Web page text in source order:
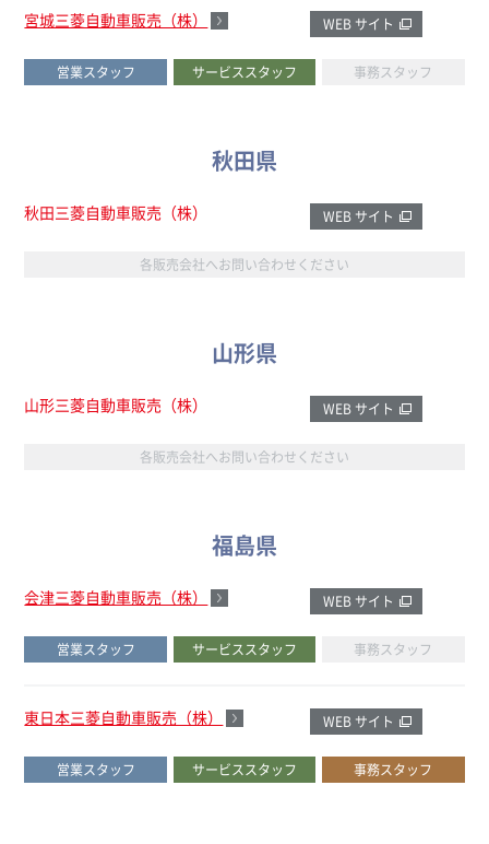
宮城三菱自動車販売（株）
営業スタッフ サービススタッフ 事務スタッフ
WEB サイト
秋田県
秋田三菱自動車販売（株）
各販売会社へお問い合わせください
WEB サイト
山形県
山形三菱自動車販売（株）
各販売会社へお問い合わせください
WEB サイト
福島県
会津三菱自動車販売（株）
営業スタッフ サービススタッフ 事務スタッフ
WEB サイト
東日本三菱自動車販売（株）
営業スタッフ サービススタッフ 事務スタッフ
WEB サイト